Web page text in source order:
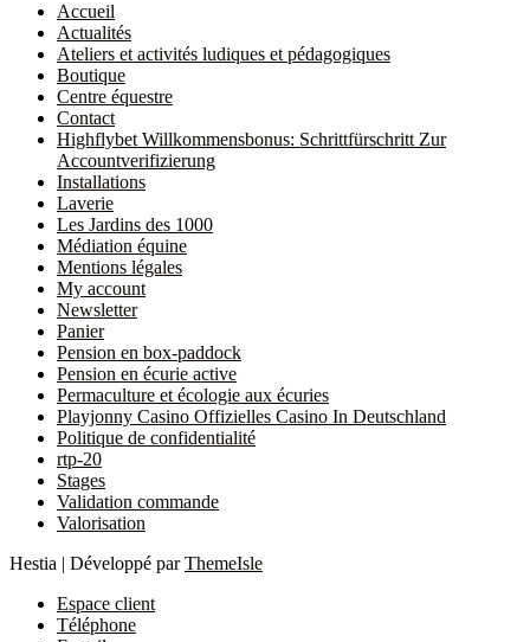
Accueil
Actualités
Ateliers et activités ludiques et pédagogiques
Boutique
Centre équestre
Contact
Highflybet Willkommensbonus: Schrittfürschritt Zur
Accountverifizierung
Installations
Laverie
Les Jardins des 1000
Médiation équine
Mentions légales
My account
Newsletter
Panier
Pension en box-paddock
Pension en écurie active
Permaculture et écologie aux écuries
Playjonny Casino Offizielles Casino In Deutschland
Politique de confidentialité
rtp-20
Stages
Validation commande
Valorisation
Hestia | Développé parThemeIsle
Espace client
Téléphone